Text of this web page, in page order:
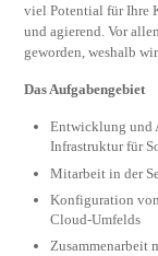
viel Potential für Ihre
und agierend. Vor
geworden, weshalb
Das Aufgabengebiet
Entwicklung und
Infrastruktur für
Mitarbeit in der
Konfiguration
Cloud-Umfelds
Zusammenarbeit